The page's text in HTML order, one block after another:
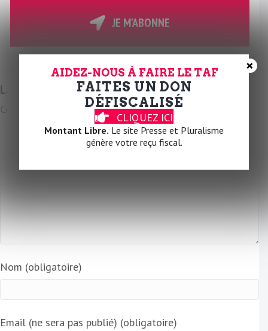
E
JE M'ABONNE
Laissez un commentaire
Commentaire
Nom (obligatoire)
Email (ne sera pas publié) (obligatoire)
AIDEZ-NOUS À FAIRE LE TAF
FAITES UN DON
DÉFISCALISÉ
CLIQUEZ ICI
Montant Libre. Le site Presse et Pluralisme
génère votre reçu fiscal.
×